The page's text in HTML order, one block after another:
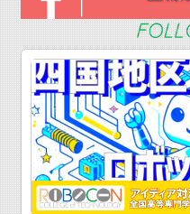
2025.12.04
フルハーネス
たNew
2025.11.27
高所作業車運